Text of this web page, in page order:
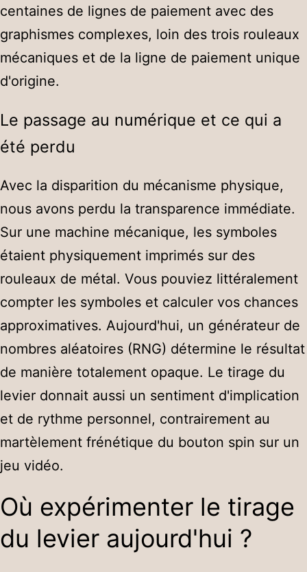
centaines de lignes de paiement avec des
graphismes complexes, loin des trois rouleaux
mécaniques et de la ligne de paiement unique
d'origine.
Le passage au numérique et ce qui a
été perdu
Avec la disparition du mécanisme physique,
nous avons perdu la transparence immédiate.
Sur une machine mécanique, les symboles
étaient physiquement imprimés sur des
rouleaux de métal. Vous pouviez littéralement
compter les symboles et calculer vos chances
approximatives. Aujourd'hui, un générateur de
nombres aléatoires (RNG) détermine le résultat
de manière totalement opaque. Le tirage du
levier donnait aussi un sentiment d'implication
et de rythme personnel, contrairement au
martèlement frénétique du bouton spin sur un
jeu vidéo.
Où expérimenter le tirage
du levier aujourd'hui ?